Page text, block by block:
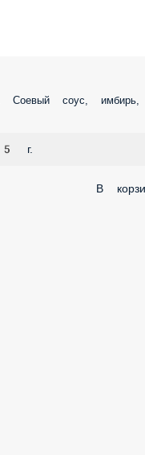
Соевый соус, имбирь,
г.
В